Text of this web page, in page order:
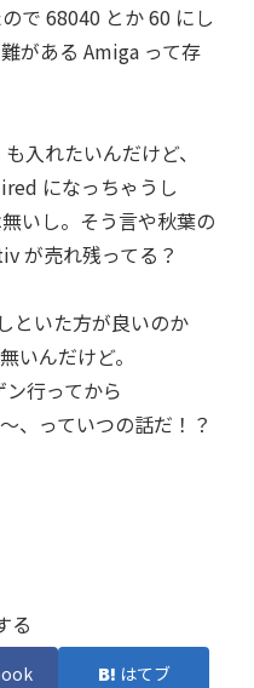
で 68040 とか 60 にし
がある Amiga って存
入れたいんだけど、
になっちゃうし
いし。そう言や秋葉の
が売れ残ってる？
といた方が良いのか
んだけど。
行ってから
、っていつの話だ！？
る
はてブ